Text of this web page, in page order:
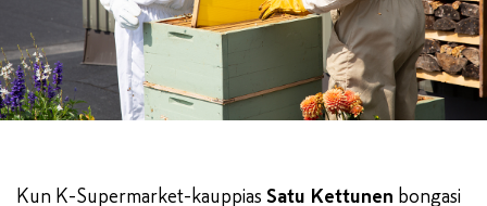
Kun K-Supermarket-kauppias Satu Kettunen bongasi